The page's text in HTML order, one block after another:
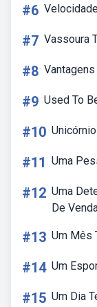
#6
#7 Vassoura
#8
#9 Used To
#10
#11 Uma
#12 Uma
De
#13 Um Mês
#14 Um
#15 Um Dia